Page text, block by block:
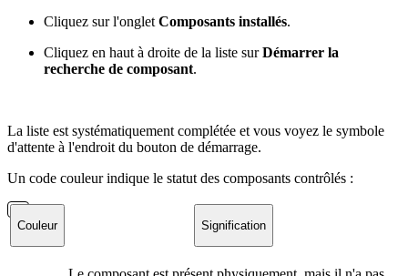
Cliquez sur l'onglet Composants installés.
Cliquez en haut à droite de la liste surDémarrer la
recherche de composant.
La liste est systématiquement complétée et vous voyez le symbole
d'attente à l'endroit du bouton de démarrage.
Un code couleur indique le statut des composants contrôlés :
Couleur Signification